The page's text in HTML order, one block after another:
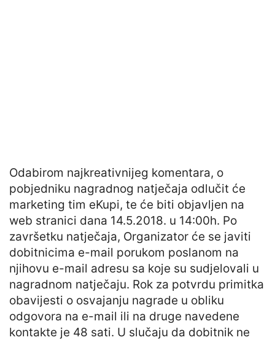
Odabirom najkreativnijeg komentara, o
pobjedniku nagradnog natječaja odlučit će
marketing tim eKupi, te će biti objavljen na
web stranici dana 14.5.2018. u 14:00h. Po
završetku natječaja, Organizator će se javiti
dobitnicima e-mail porukom poslanom na
njihovu e-mail adresu sa koje su sudjelovali u
nagradnom natječaju. Rok za potvrdu primitka
obavijesti o osvajanju nagrade u obliku
odgovora na e-mail ili na druge navedene
kontakte je 48 sati. U slučaju da dobitnik ne